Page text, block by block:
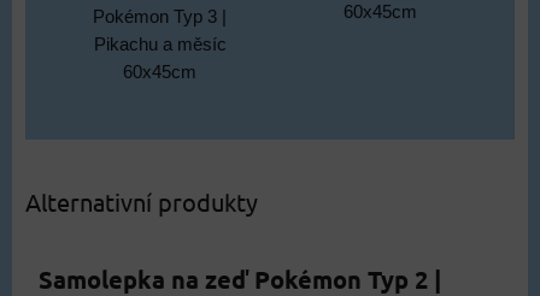
Pokémon Typ 3 |
Pikachu a měsíc
60x45cm
60x45cm
Alternativní produkty
Samolepka na zeď Pokémon Typ 2 |